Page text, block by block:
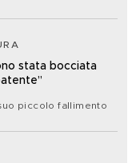
stata bocciata
piccolo fallimento